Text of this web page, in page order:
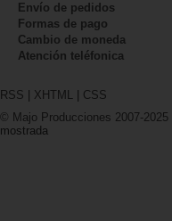
Envío de pedidos
Formas de pago
Cambio de moneda
Atención teléfonica
RSS | XHTML | CSS
© Majo Producciones 2007-2025
mostrada